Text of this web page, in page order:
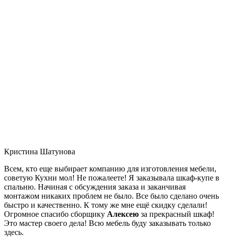
Кристина Шатунова
Всем, кто еще выбирает компанию для изготовления мебели,
советую Кухни мол! Не пожалеете! Я заказывала шкаф-купе в
спальню. Начиная с обсуждения заказа и заканчивая
монтажом никаких проблем не было. Все было сделано очень
быстро и качественно. К тому же мне ещё скидку сделали!
Огромное спасибо сборщику Алексею за прекрасный шкаф!
Это мастер своего дела! Всю мебель буду заказывать только
здесь.